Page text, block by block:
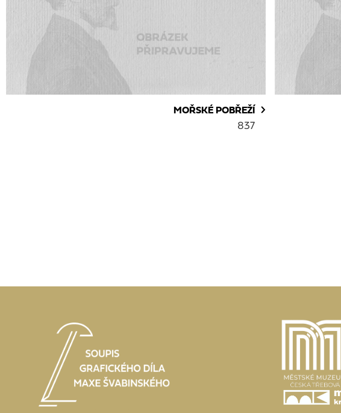
MOŘSKÉ POBŘEŽÍ
837